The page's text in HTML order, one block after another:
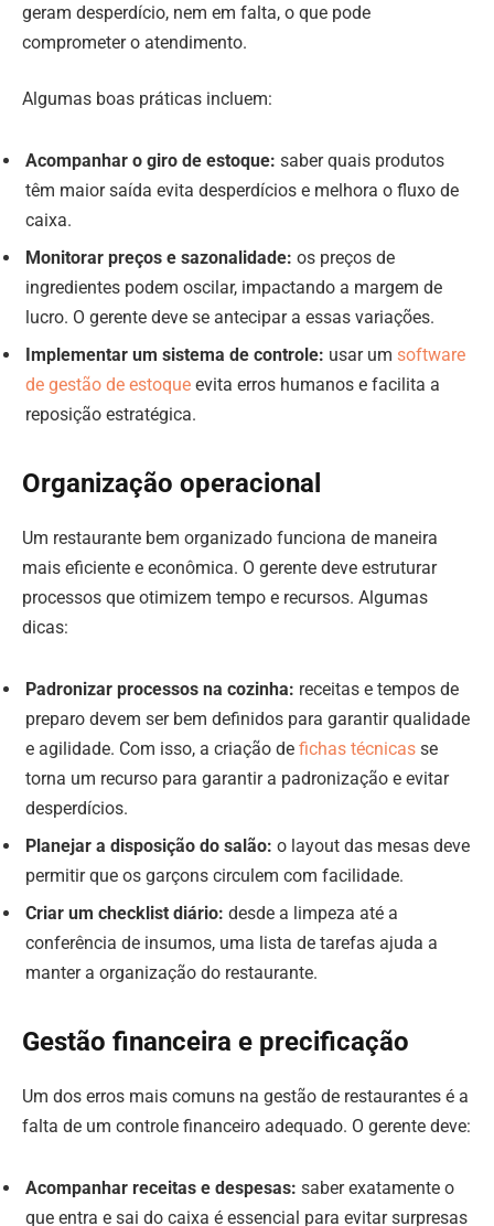
geram desperdício, nem em falta, o que pode
comprometer o atendimento.
Algumas boas práticas incluem:
Acompanhar o giro de estoque: saber quais produtos
têm maior saída evita desperdícios e melhora o fluxo de
caixa.
Monitorar preços e sazonalidade: os preços de
ingredientes podem oscilar, impactando a margem de
lucro. O gerente deve se antecipar a essas variações.
Implementar um sistema de controle: usar um software
de gestão de estoque evita erros humanos e facilita a
reposição estratégica.
Organização operacional
Um restaurante bem organizado funciona de maneira
mais eficiente e econômica. O gerente deve estruturar
processos que otimizem tempo e recursos. Algumas
dicas:
Padronizar processos na cozinha: receitas e tempos de
preparo devem ser bem definidos para garantir qualidade
e agilidade. Com isso, a criação de fichas técnicas se
torna um recurso para garantir a padronização e evitar
desperdícios.
Planejar a disposição do salão: o layout das mesas deve
permitir que os garçons circulem com facilidade.
Criar um checklist diário: desde a limpeza até a
conferência de insumos, uma lista de tarefas ajuda a
manter a organização do restaurante.
Gestão financeira e precificação
Um dos erros mais comuns na gestão de restaurantes é a
falta de um controle financeiro adequado. O gerente deve:
Acompanhar receitas e despesas: saber exatamente o
que entra e sai do caixa é essencial para evitar surpresas